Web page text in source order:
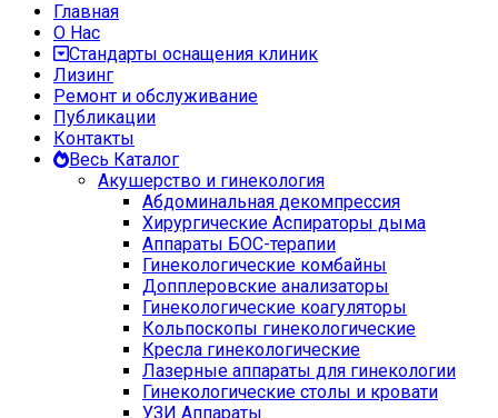
Главная
О Нас
Стандарты оснащения клиник
Лизинг
Ремонт и обслуживание
Публикации
Контакты
Весь Каталог
Акушерство и гинекология
Абдоминальная декомпрессия
Хирургические Аспираторы дыма
Аппараты БОС-терапии
Гинекологические комбайны
Допплеровские анализаторы
Гинекологические коагуляторы
Кольпоскопы гинекологические
Кресла гинекологические
Лазерные аппараты для гинекологии
Гинекологические столы и кровати
УЗИ Аппараты